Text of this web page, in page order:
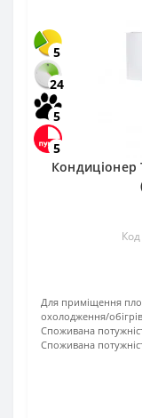
5
24
5
5
Кондиціонер
Код
Для приміщення
охолодження/
Споживана
Споживана